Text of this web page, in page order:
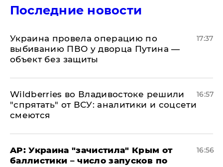
Последние новости
Украина провела операцию по
выбиванию ПВО у дворца Путина —
объект без защиты
17:37
Wildberries во Владивостоке решили
"спрятать" от ВСУ: аналитики и соцсети
смеются
16:57
AP: Украина "зачистила" Крым от
баллистики – число запусков по
16:56